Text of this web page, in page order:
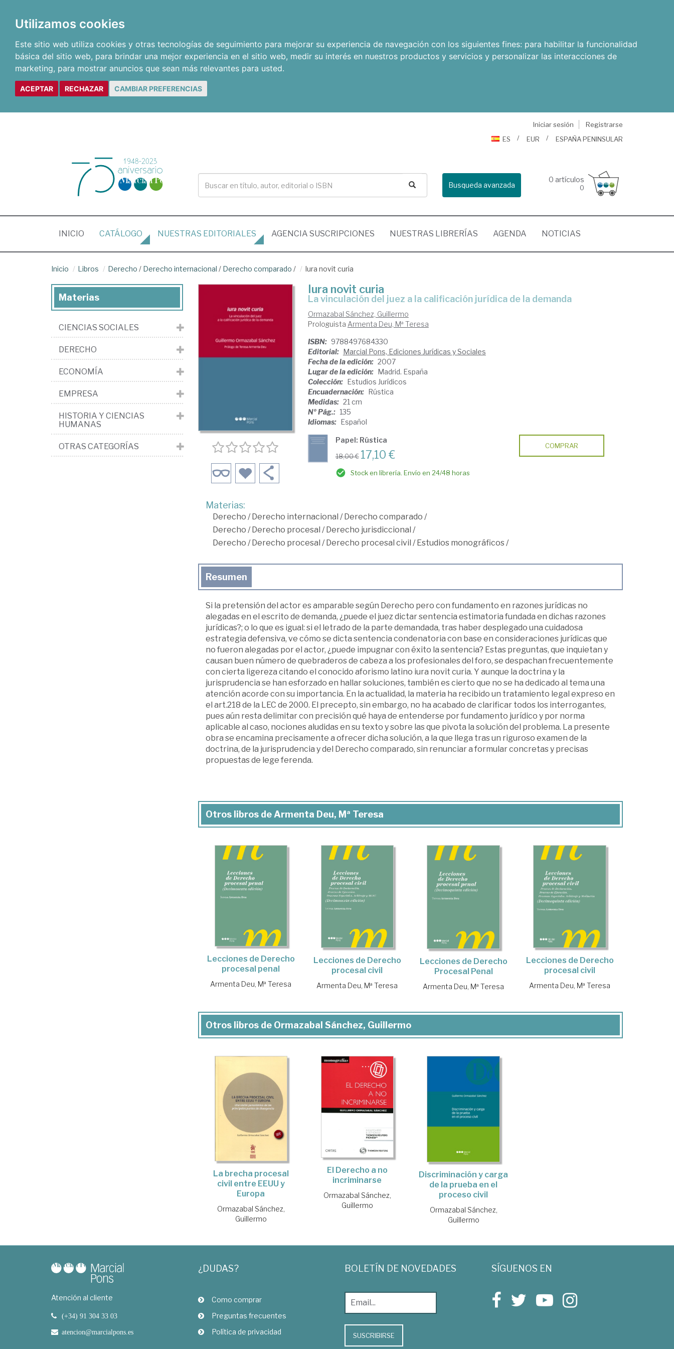
Utilizamos cookies
Este sitio web utiliza cookies y otras tecnologías de seguimiento para mejorar su experiencia de navegación con los siguientes fines: para habilitar la funcionalidad
básica del sitio web, para brindar una mejor experiencia en el sitio web, medir su interés en nuestros productos y servicios y personalizar las interacciones de
marketing, para mostrar anuncios que sean más relevantes para usted.
ACEPTAR RECHAZAR CAMBIAR PREFERENCIAS
Iniciar sesión
Registrarse
ES
EUR ESPAÑA PENINSULAR
Busqueda avanzada
0 artículos
0
INICIO (CURRENT)
CATÁLOGO NUESTRAS EDITORIALES AGENCIA SUSCRIPCIONES NUESTRAS LIBRERÍAS AGENDA NOTICIAS
Inicio Libros Derecho / Derecho internacional / Derecho comparado / Iura novit curia
Iura novit curia
La vinculación del juez a la calificación jurídica de la demanda
Ormazabal Sánchez, Guillermo
Prologuista Armenta Deu, Mª Teresa
ISBN: 9788497684330
Editorial: Marcial Pons, Ediciones Jurídicas y Sociales
Fecha de la edición: 2007
Lugar de la edición: Madrid. España
Colección: Estudios Jurídicos
Encuadernación: Rústica
Medidas: 21 cm
Nº Pág.: 135
Idiomas: Español
Papel: Rústica
18,00 € 17,10 €
Stock en librería. Envío en 24/48 horas
COMPRAR
Materias:
Derecho /Derecho internacional /Derecho comparado /
Derecho /Derecho procesal /Derecho jurisdiccional /
Derecho /Derecho procesal /Derecho procesal civil /Estudios monográficos/
Resumen
Si la pretensión del actor es amparable según Derecho pero con fundamento en razones jurídicas no
alegadas en el escrito de demanda, ¿puede el juez dictar sentencia estimatoria fundada en dichas razones
jurídicas?; o lo que es igual: si el letrado de la parte demandada, tras haber desplegado una cuidadosa
estrategia defensiva, ve cómo se dicta sentencia condenatoria con base en consideraciones jurídicas que
no fueron alegadas por el actor, ¿puede impugnar con éxito la sentencia? Estas preguntas, que inquietan y
causan buen número de quebraderos de cabeza a los profesionales del foro, se despachan frecuentemente
con cierta ligereza citando el conocido aforismo latino iura novit curia. Y aunque la doctrina y la
jurisprudencia se han esforzado en hallar soluciones, también es cierto que no se ha dedicado al tema una
atención acorde con su importancia. En la actualidad, la materia ha recibido un tratamiento legal expreso en
el art.218 de la LEC de 2000. El precepto, sin embargo, no ha acabado de clarificar todos los interrogantes,
pues aún resta delimitar con precisión qué haya de entenderse por fundamento jurídico y por norma
aplicable al caso, nociones aludidas en su texto y sobre las que pivota la solución del problema. La presente
obra se encamina precisamente a ofrecer dicha solución, a la que llega tras un riguroso examen de la
doctrina, de la jurisprudencia y del Derecho comparado, sin renunciar a formular concretas y precisas
propuestas de lege ferenda.
Otros libros de Armenta Deu, Mª Teresa
Lecciones de Derecho
procesal penal
Armenta Deu, Mª Teresa
Lecciones de Derecho
procesal civil
Armenta Deu, Mª Teresa
Lecciones de Derecho
Procesal Penal
Armenta Deu, Mª Teresa
Lecciones de Derecho
procesal civil
Armenta Deu, Mª Teresa
Otros libros de Ormazabal Sánchez, Guillermo
La brecha procesal
civil entre EEUU y
Europa
Ormazabal Sánchez,
Guillermo
El Derecho a no
incriminarse
Ormazabal Sánchez,
Guillermo
Discriminación y carga
de la prueba en el
proceso civil
Ormazabal Sánchez,
Guillermo
Materias
CIENCIAS SOCIALES
DERECHO
ECONOMÍA
EMPRESA
HISTORIA Y CIENCIAS
HUMANAS
OTRAS CATEGORÍAS
Atención al cliente
(+34) 91 304 33 03
atencion@marcialpons.es
¿DUDAS?
Como comprar
Preguntas frecuentes
Política de privacidad
BOLETÍN DE NOVEDADES
SUSCRIBIRSE
SÍGUENOS EN